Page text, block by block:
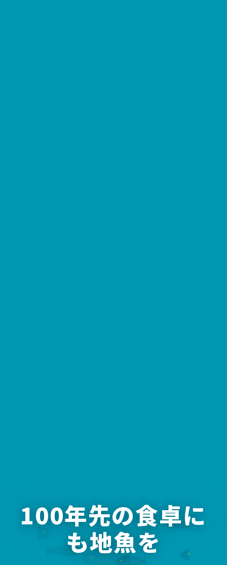
100年先の食卓に
も地魚を